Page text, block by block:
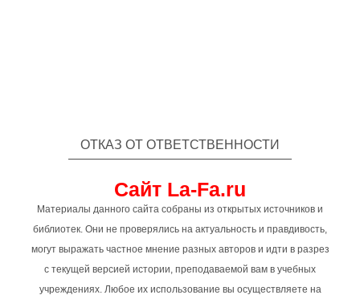
ОТКАЗ ОТ ОТВЕТСТВЕННОСТИ
Сайт La-Fa.ru
Материалы данного сайта собраны из открытых источников и
библиотек. Они не проверялись на актуальность и правдивость,
могут выражать частное мнение разных авторов и идти в разрез
с текущей версией истории, преподаваемой вам в учебных
учреждениях. Любое их использование вы осуществляете на